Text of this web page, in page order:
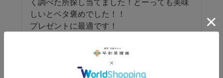
く調べた所探し当てました！とーっても美味
しいとベタ褒めでした！！
プレゼントに最適です！